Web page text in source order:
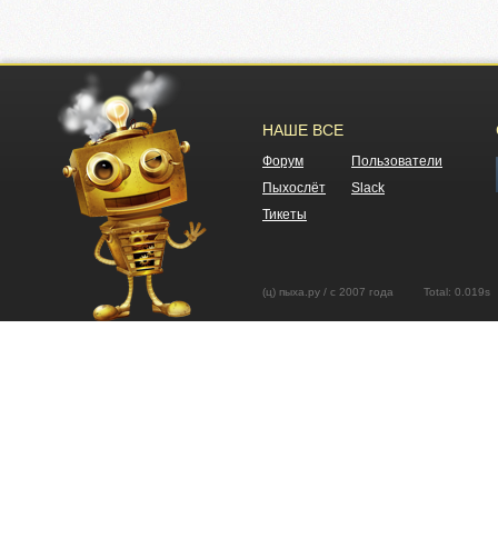
НАШЕ ВСЕ
Форум
Пользователи
Пыхослёт
Slack
Тикеты
(ц) пыха.ру / с 2007 года Total: